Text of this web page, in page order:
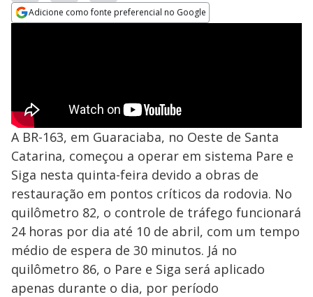
Adicione como fonte preferencial no Google
A BR-163, em Guaraciaba, no Oeste de Santa
Catarina, começou a operar em sistema Pare e
Siga nesta quinta-feira devido a obras de
restauração em pontos críticos da rodovia. No
quilômetro 82, o controle de tráfego funcionará
24 horas por dia até 10 de abril, com um tempo
médio de espera de 30 minutos. Já no
quilômetro 86, o Pare e Siga será aplicado
apenas durante o dia, por período